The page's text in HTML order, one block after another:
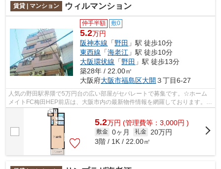
賃貸 | マンション ウィルマンション
仲手半額 敷0
5.2万円
阪神本線 「野田 」駅 徒歩10分
東西線 「海老江 」駅 徒歩10分
大阪環状線 「野田 」駅 徒歩13分
築28年 / 22.00㎡
大阪府大阪市福島区大開 ３丁目6-27
人気の野田駅界隈で5万円台の広い部屋がセパレートで募集です。☆ホーム
メイトFC梅田HEP前店は、大阪市内の最新物件情報を網羅しております。地
域密着のホームメイトFC梅田HEP前店だか...
5.2万円 (管理費等：3,000円 )
敷金 0ヶ月 礼金
20万円
3階 / 1K / 22.00㎡